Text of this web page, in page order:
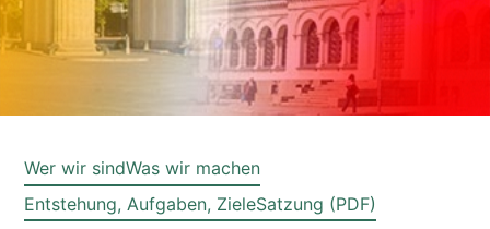
Wer wir sindWas wir machen
Entstehung, Aufgaben, ZieleSatzung (PDF)